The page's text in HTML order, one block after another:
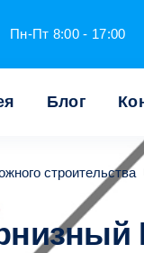
Пн-Пт 8:00 - 17:00
Блог
строительства